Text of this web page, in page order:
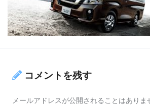
コメントを残す
メールアドレスが公開されることはありま